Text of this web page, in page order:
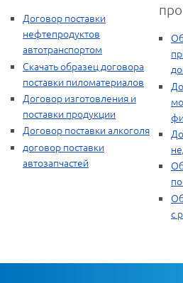
Договор поставки
нефтепродуктов
автотранспортом
Скачать образец договора
поставки пиломатериалов
Договор изготовления и
поставки продукции
Договор поставки алкоголя
договор поставки
автозапчастей
с